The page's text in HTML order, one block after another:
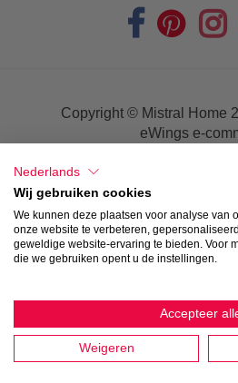
Copyright © Mistral Home
eWings e-
Privacy
Disclaimer
Nederlands
Wij gebruiken cookies
We kunnen deze plaatsen voor analyse van
onze website te verbeteren,
geweldige website-ervaring te bieden. Voor
die we gebruiken opent u de instellingen.
Accepteer
Weigeren